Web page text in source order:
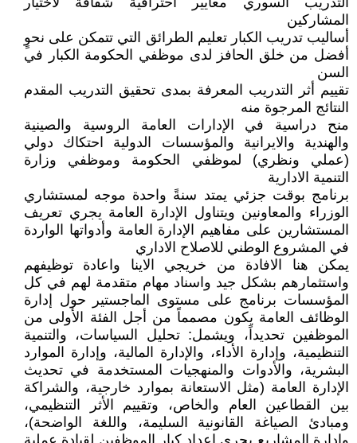
المشاركين
أساليب تدريب الكبار تعليم الطرائق التي تتمكن على نحوٍ
أفضل من خلق الحافز لدى موظفي الحكومة الكبار في
السن
تقييم أثر التدريب المعرفة بمدى تحقيق التدريب المقدم
النتائج المرجوة منه
منح دراسية في الإدارات العامة الروسية والصينية
والهندية والايرانية والمؤسسات الدولية احتكاك دولي
(عملي ونظري) لموظفي الحكومة وموظفي وزارة
التنمية الادارية
برنامج بوقت جزئي يمتد سنةً واحدة موجه لمستشاري
الوزراء والمعاونين ويتناول الإدارة العامة يجري تعريف
المستشارين على مفاهيم الإدارة العامة وأدواتها الواردة
في المشروع الوطني للاصلاح الاداري
يمكن هنا الافادة من خريجي الاينا واعادة توظيفهم
واستثمارهم بشكل جيد واسناد مهام متقدمة لهم في كل
المؤسسات برنامج على مستوى الماجستير حول إدارة
الوظائف العامة يكون مصمماً من أجل الفئة الأولى من
الموظفين تحديداً، ويشمل: تحليل السياسات، والتنمية
التنظيمية، وإدارة الأداء، والإدارة المالية، وإدارة الموارد
البشرية، والأدوات والمنهجيات المستخدمة في تحديث
الإدارة العامة (مثل الاستعانة بموارد خارجية، والشراكة
بين القطاعين العام والخاص، وتقييم الأثر التنظيمي،
ومبادئ الصياغة القانونية السليمة، واللغة الواضحة)،